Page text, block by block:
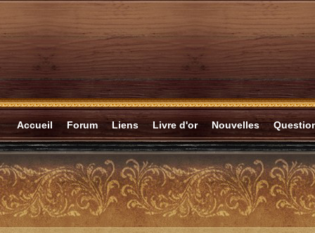
Accueil Forum Liens Livre d'or Nouvelles